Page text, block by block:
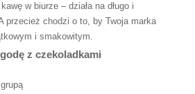
w biurze – działa na długo i
przecież chodzi o to, by Twoja marka
i smakowitym.
z czekoladkami